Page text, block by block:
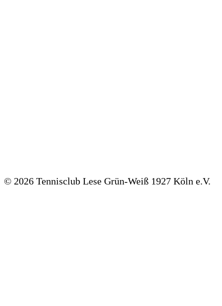
© 2026 Tennisclub Lese Grün-Weiß 1927 Köln e.V.